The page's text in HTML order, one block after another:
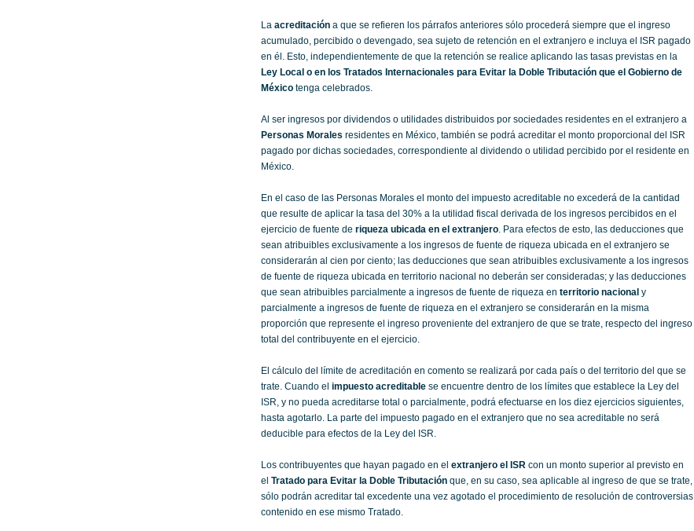
La acreditación a que se refieren los párrafos anteriores sólo procederá siempre que el ingreso
acumulado, percibido o devengado, sea sujeto de retención en el extranjero e incluya el ISR pagado
en él. Esto, independientemente de que la retención se realice aplicando las tasas previstas en la
Ley Local o en los Tratados Internacionales para Evitar la Doble Tributación que el Gobierno de
México tenga celebrados.
Al ser ingresos por dividendos o utilidades distribuidos por sociedades residentes en el extranjero a
Personas Morales residentes en México, también se podrá acreditar el monto proporcional del ISR
pagado por dichas sociedades, correspondiente al dividendo o utilidad percibido por el residente en
México.
En el caso de las Personas Morales el monto del impuesto acreditable no excederá de la cantidad
que resulte de aplicar la tasa del 30% a la utilidad fiscal derivada de los ingresos percibidos en el
ejercicio de fuente de riqueza ubicada en el extranjero. Para efectos de esto, las deducciones que
sean atribuibles exclusivamente a los ingresos de fuente de riqueza ubicada en el extranjero se
considerarán al cien por ciento; las deducciones que sean atribuibles exclusivamente a los ingresos
de fuente de riqueza ubicada en territorio nacional no deberán ser consideradas; y las deducciones
que sean atribuibles parcialmente a ingresos de fuente de riqueza en territorio nacional y
parcialmente a ingresos de fuente de riqueza en el extranjero se considerarán en la misma
proporción que represente el ingreso proveniente del extranjero de que se trate, respecto del ingreso
total del contribuyente en el ejercicio.
El cálculo del límite de acreditación en comento se realizará por cada país o del territorio del que se
trate. Cuando el impuesto acreditable se encuentre dentro de los límites que establece la Ley del
ISR, y no pueda acreditarse total o parcialmente, podrá efectuarse en los diez ejercicios siguientes,
hasta agotarlo. La parte del impuesto pagado en el extranjero que no sea acreditable no será
deducible para efectos de la Ley del ISR.
Los contribuyentes que hayan pagado en el extranjero el ISR con un monto superior al previsto en
el Tratado para Evitar la Doble Tributación que, en su caso, sea aplicable al ingreso de que se trate,
sólo podrán acreditar tal excedente una vez agotado el procedimiento de resolución de controversias
contenido en ese mismo Tratado.